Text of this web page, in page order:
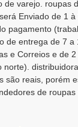
de varejo. roupas
Enviado de 1 à
pagamento
de entrega de 7 a
e Correios e de
norte).
são reais, porém
de roupas